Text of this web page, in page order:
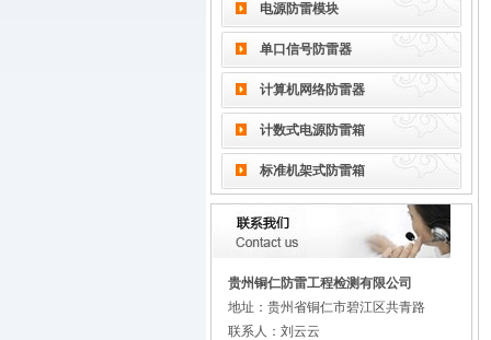
电源防雷模块
单口信号防雷器
计算机网络防雷器
计数式电源防雷箱
标准机架式防雷箱
贵州铜仁防雷工程检测有限公司
地址：贵州省铜仁市碧江区共青路
联系人：刘云云